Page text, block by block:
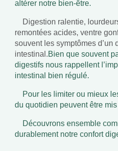
altérer notre bien-être.
Digestion ralentie,
remontées acides, ventre
souvent les symptômes d’un
intestinal.Bien que souvent
digestifs nous rappellent
intestinal bien régulé.
Pour les limiter ou mieux
du quotidien peuvent être
Découvrons ensemble
durablement notre confort